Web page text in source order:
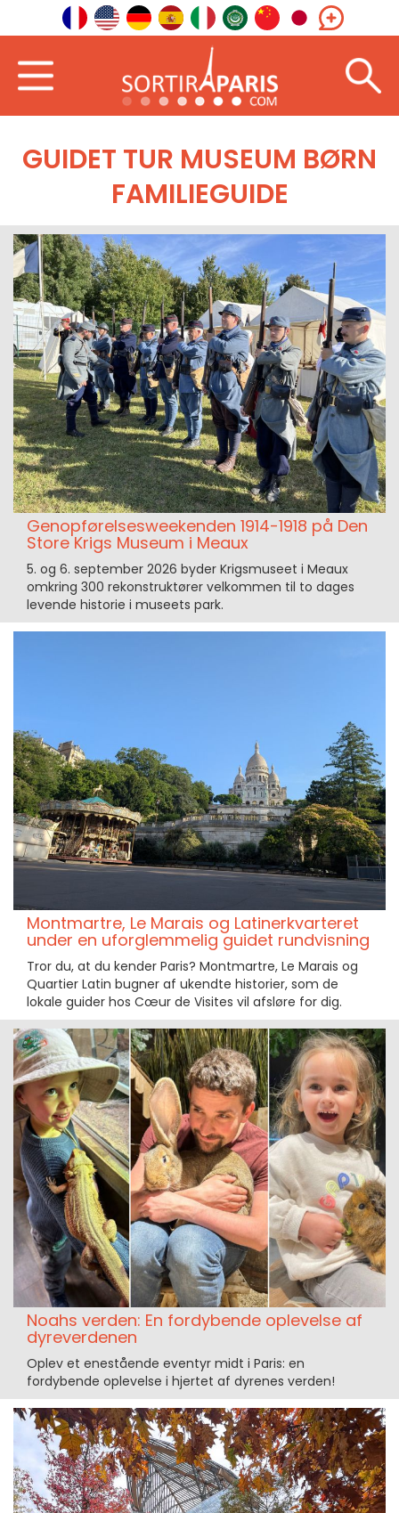
GUIDET TUR MUSEUM BØRN
FAMILIEGUIDE
Genopførelsesweekenden 1914-1918 på Den
Store Krigs Museum i Meaux
5. og 6. september 2026 byder Krigsmuseet i Meaux
omkring 300 rekonstruktører velkommen til to dages
levende historie i museets park.
Montmartre, Le Marais og Latinerkvarteret
under en uforglemmelig guidet rundvisning
Tror du, at du kender Paris? Montmartre, Le Marais og
Quartier Latin bugner af ukendte historier, som de
lokale guider hos Cœur de Visites vil afsløre for dig.
Noahs verden: En fordybende oplevelse af
dyreverdenen
Oplev et enestående eventyr midt i Paris: en
fordybende oplevelse i hjertet af dyrenes verden!